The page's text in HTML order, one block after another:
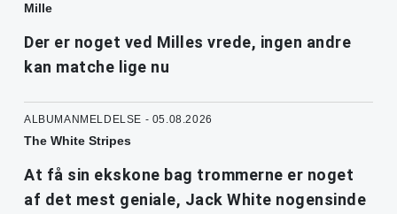
Mille
Der er noget ved Milles vrede, ingen andre
kan matche lige nu
ALBUMANMELDELSE - 05.08.2026
The White Stripes
At få sin ekskone bag trommerne er noget
af det mest geniale, Jack White nogensinde